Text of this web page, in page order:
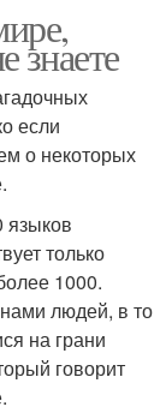
знаете
если
о некоторых
языков
только
1000.
людей, в то
на грани
говорит